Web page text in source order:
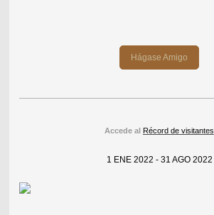
Hágase Amigo
Accede al Récord de visitantes
1 ENE 2022 - 31 AGO 2022